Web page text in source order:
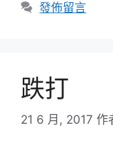
發佈留言
跌打
21 6 月, 2017 作